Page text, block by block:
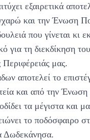
εξαιρετικά
και την Ένωση
που γίνεται κι
για τη διεκδίκηση
Περιφέρειάς μας.
αποτελεί το
και από την
τα μέγιστα και
το ποδόσφαιρο
Δωδεκάνησα.